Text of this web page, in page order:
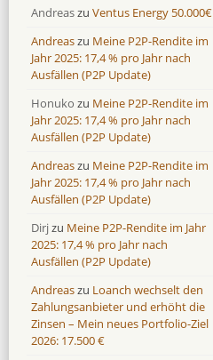
Andreaszu Ventus Energy 50.000€
Andreaszu Meine P2P-Rendite im
Jahr 2025: 17,4 % pro Jahr nach
Ausfällen (P2P Update)
Honuko zu Meine P2P-Rendite im
Jahr 2025: 17,4 % pro Jahr nach
Ausfällen (P2P Update)
Andreaszu Meine P2P-Rendite im
Jahr 2025: 17,4 % pro Jahr nach
Ausfällen (P2P Update)
Dirjzu Meine P2P-Rendite im Jahr
2025: 17,4 % pro Jahr nach
Ausfällen (P2P Update)
Andreaszu Loanch wechselt den
Zahlungsanbieter und erhöht die
Zinsen – Mein neues Portfolio-Ziel
2026: 17.500 €